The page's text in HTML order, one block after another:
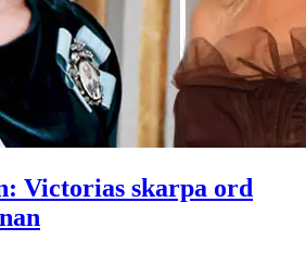
Victorias skarpa ord